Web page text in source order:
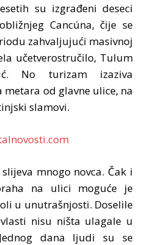
su izgrađeni deseci
Cancúna, čije se
zahvaljujući masivnoj
učetverostručilo, Tulum
No turizam izaziva
od glavne ulice, na
slamovi.
mnogo novca. Čak i
na ulici moguće je
u unutrašnjosti. Doselile
nisu ništa ulagale u
dana ljudi su se